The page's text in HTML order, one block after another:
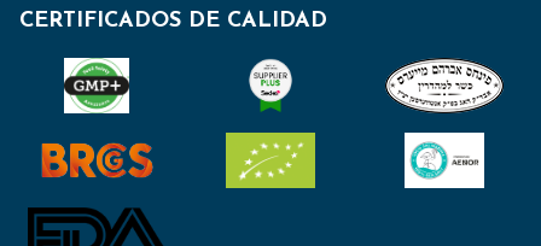
CERTIFICADOS DE CALIDAD